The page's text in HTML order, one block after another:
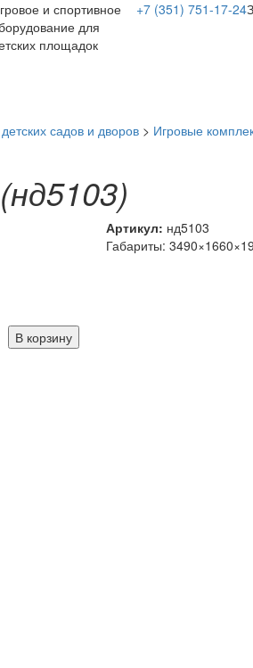
и спортивное
для
площадок
+7 (351) 751-17-24
садов и дворов> Игровые
(нд5103)
В корзину
Артикул: нд5103
Габариты: